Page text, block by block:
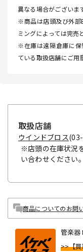
異なる場合がございま
※商品は店頭及び外部
ミングによっては完売
※在庫は遠隔倉庫に保
ている取扱店舗にご用
取扱店舗
ウインドブロス
※店頭の在庫状況
い合わせください。
商品についてのお問
管楽器
>>【